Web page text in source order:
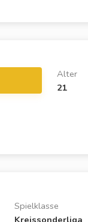
Alter
21
Spielklasse